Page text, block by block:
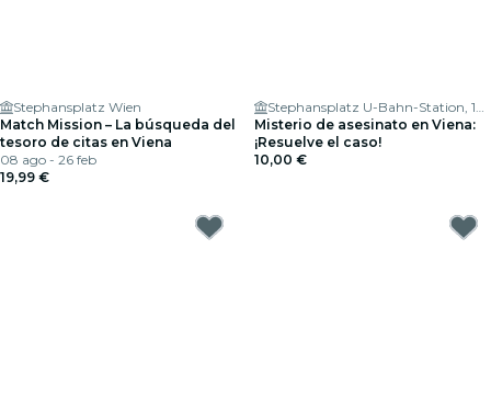
Stephansplatz Wien
Match Mission – La búsqueda del
tesoro de citas en Viena
08 ago - 26 feb
19,99 €
Stephansplatz U-Bahn-Station, 1010 Wien, Austria
Misterio de asesinato en Viena:
¡Resuelve el caso!
10,00 €